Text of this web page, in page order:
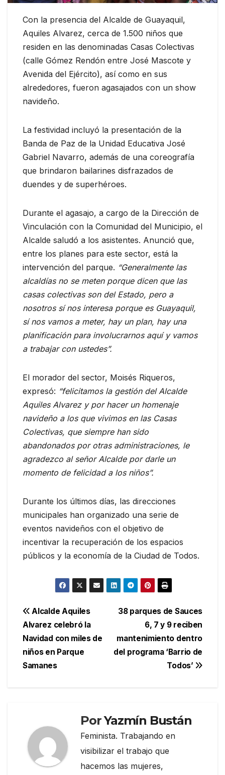
Con la presencia del Alcalde de Guayaquil,
Aquiles Alvarez, cerca de 1.500 niños que
residen en las denominadas Casas Colectivas
(calle Gómez Rendón entre José Mascote y
Avenida del Ejército), así como en sus
alrededores, fueron agasajados con un show
navideño.
La festividad incluyó la presentación de la
Banda de Paz de la Unidad Educativa José
Gabriel Navarro, además de una coreografía
que brindaron bailarines disfrazados de
duendes y de superhéroes.
Durante el agasajo, a cargo de la Dirección de
Vinculación con la Comunidad del Municipio, el
Alcalde saludó a los asistentes. Anunció que,
entre los planes para este sector, está la
intervención del parque. “Generalmente las
alcaldías no se meten porque dicen que las
casas colectivas son del Estado, pero a
nosotros sí nos interesa porque es Guayaquil,
sí nos vamos a meter, hay un plan, hay una
planificación para involucrarnos aquí y vamos
a trabajar con ustedes”.
El morador del sector, Moisés Riqueros,
expresó: “felicitamos la gestión del Alcalde
Aquiles Alvarez y por hacer un homenaje
navideño a los que vivimos en las Casas
Colectivas, que siempre han sido
abandonados por otras administraciones, le
agradezco al señor Alcalde por darle un
momento de felicidad a los niños”.
Durante los últimos días, las direcciones
municipales han organizado una serie de
eventos navideños con el objetivo de
incentivar la recuperación de los espacios
públicos y la economía de la Ciudad de Todos.
Navegación
de
entradas
38 parques de Sauces
6, 7 y 9 reciben
mantenimiento dentro
del programa ‘Barrio de
Todos’
Alcalde Aquiles
Alvarez celebró la
Navidad con miles de
niños en Parque
Samanes
PorYazmín Bustán
Feminista. Trabajando en
visibilizar el trabajo que
hacemos las mujeres,